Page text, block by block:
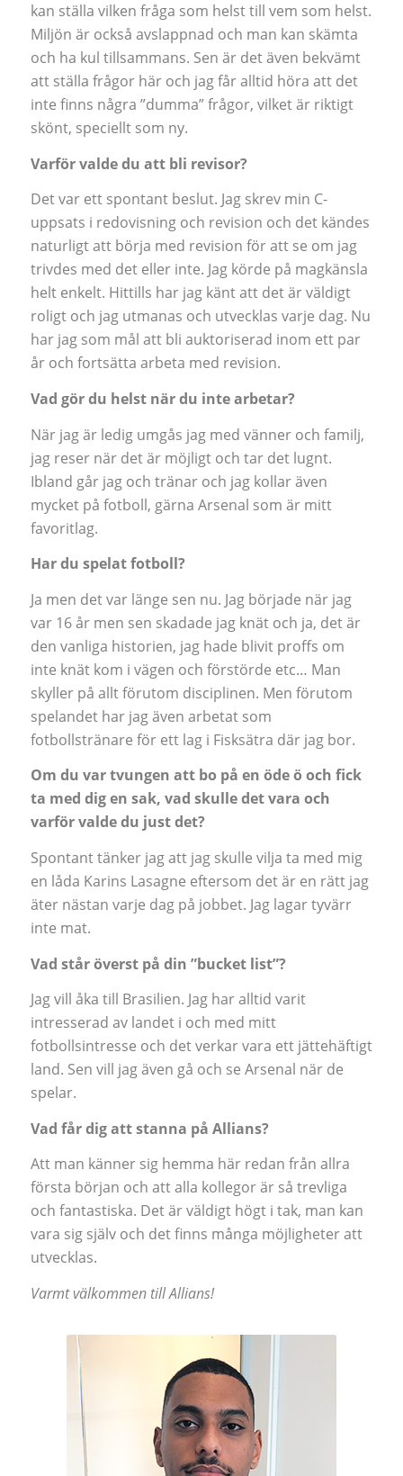
kan ställa vilken fråga som helst till vem som helst.
Miljön är också avslappnad och man kan skämta
och ha kul tillsammans. Sen är det även bekvämt
att ställa frågor här och jag får alltid höra att det
inte finns några ”dumma” frågor, vilket är riktigt
skönt, speciellt som ny.
Varför valde du att bli revisor?
Det var ett spontant beslut. Jag skrev min C-
uppsats i redovisning och revision och det kändes
naturligt att börja med revision för att se om jag
trivdes med det eller inte. Jag körde på magkänsla
helt enkelt. Hittills har jag känt att det är väldigt
roligt och jag utmanas och utvecklas varje dag. Nu
har jag som mål att bli auktoriserad inom ett par
år och fortsätta arbeta med revision.
Vad gör du helst när du inte arbetar?
När jag är ledig umgås jag med vänner och familj,
jag reser när det är möjligt och tar det lugnt.
Ibland går jag och tränar och jag kollar även
mycket på fotboll, gärna Arsenal som är mitt
favoritlag.
Har du spelat fotboll?
Ja men det var länge sen nu. Jag började när jag
var 16 år men sen skadade jag knät och ja, det är
den vanliga historien, jag hade blivit proffs om
inte knät kom i vägen och förstörde etc… Man
skyller på allt förutom disciplinen. Men förutom
spelandet har jag även arbetat som
fotbollstränare för ett lag i Fisksätra där jag bor.
Om du var tvungen att bo på en öde ö och fick
ta med dig en sak, vad skulle det vara och
varför valde du just det?
Spontant tänker jag att jag skulle vilja ta med mig
en låda Karins Lasagne eftersom det är en rätt jag
äter nästan varje dag på jobbet. Jag lagar tyvärr
inte mat.
Vad står överst på din ”bucket list”?
Jag vill åka till Brasilien. Jag har alltid varit
intresserad av landet i och med mitt
fotbollsintresse och det verkar vara ett jättehäftigt
land. Sen vill jag även gå och se Arsenal när de
spelar.
Vad får dig att stanna på Allians?
Att man känner sig hemma här redan från allra
första början och att alla kollegor är så trevliga
och fantastiska. Det är väldigt högt i tak, man kan
vara sig själv och det finns många möjligheter att
utvecklas.
Varmt välkommen till Allians!